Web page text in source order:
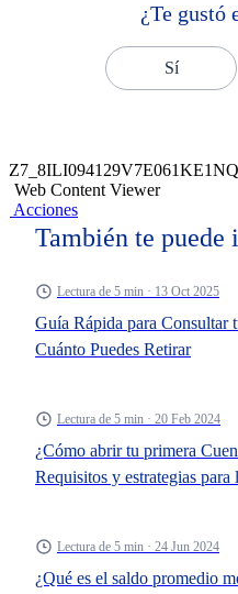
¿Te gustó
Sí
Web Content Viewer
Acciones
También te puede
Guía Rápida para Consultar
Cuánto Puedes Retirar
Lectura de 5 min · 13 Oct 2025
¿Cómo abrir tu primera
Requisitos y estrategias
Lectura de 5 min · 20 Feb 2024
¿Qué es el saldo promedio
Lectura de 5 min · 24 Jun 2024